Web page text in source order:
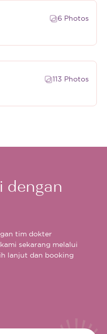
6 Photos
113 Photos
dengan
tim dokter
sekarang melalui
lanjut dan booking